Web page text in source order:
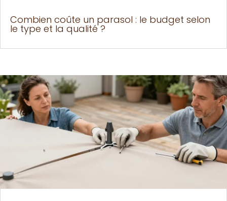
Combien coûte un parasol : le budget selon
le type et la qualité ?